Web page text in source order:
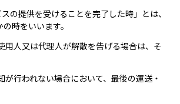
の提供を受けることを完了した時」とは、
時をいいます。
用人又は代理人が解散を告げる場合は、そ
が行われない場合において、最後の運送・